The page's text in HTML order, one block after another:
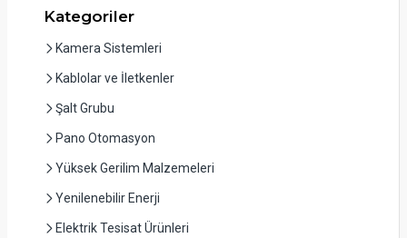
Kategoriler
Kamera Sistemleri
Kablolar ve İletkenler
Şalt Grubu
Pano Otomasyon
Yüksek Gerilim Malzemeleri
Yenilenebilir Enerji
Elektrik Tesisat Ürünleri